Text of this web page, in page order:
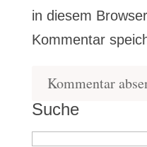
in diesem
Kommentar
Suche
Suchen